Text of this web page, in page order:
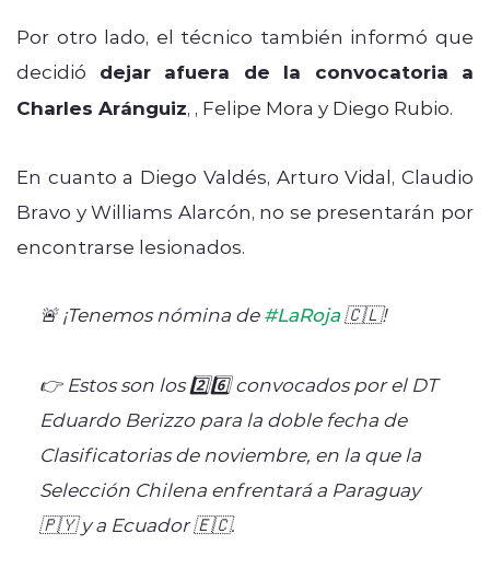
Por otro lado, el técnico también informó que
decidió dejar afuera de la convocatoria a
Charles Aránguiz, , Felipe Mora y Diego Rubio.
En cuanto a Diego Valdés, Arturo Vidal, Claudio
Bravo y Williams Alarcón, no se presentarán por
encontrarse lesionados.
🚨 ¡Tenemos nómina de#LaRoja🇨🇱!
👉 Estos son los 2️⃣6️⃣ convocados por el DT
Eduardo Berizzo para la doble fecha de
Clasificatorias de noviembre, en la que la
Selección Chilena enfrentará a Paraguay
🇵🇾 y a Ecuador 🇪🇨.